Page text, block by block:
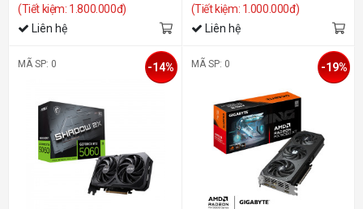
(Tiết kiệm: 1.800.000đ)
Liên hệ
(Tiết kiệm: 1.000.000đ)
Liên hệ
MÃ SP: 0 -14% MÃ SP: 0 -19%